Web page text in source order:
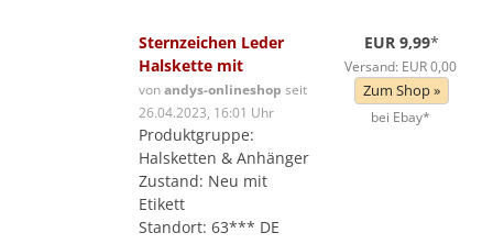
Sternzeichen Leder
Halskette mit
vonandys-onlineshop seit
26.04.2023, 16:01 Uhr
Produktgruppe:
Halsketten & Anhänger
Zustand: Neu mit
Etikett
Standort: 63*** DE
EUR 9,99*
Versand: EUR 0,00
Zum Shop »
bei Ebay*